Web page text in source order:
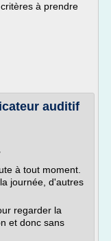
à prendre
auditif
à tout moment.
journée, d'autres
regarder la
et donc sans